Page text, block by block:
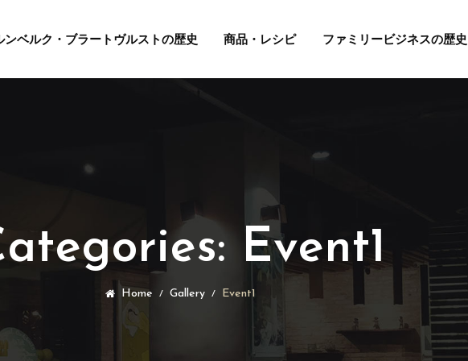
ンベルク・ブラートヴルストの歴史 商品・レシピ ファミリービジネスの歴史
Event1
Home Gallery Event1